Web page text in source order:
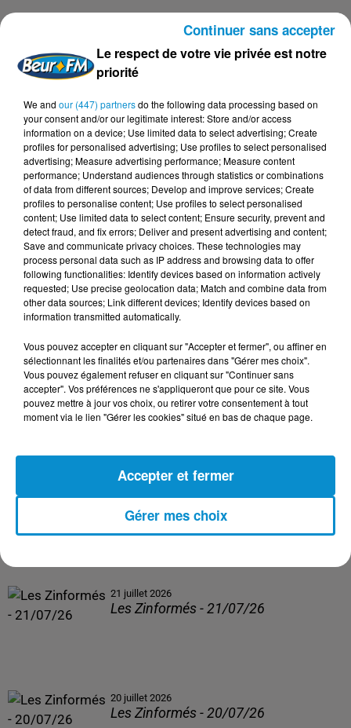
DERNIERS PODCASTS
24 juillet 2026
Les Zinformés - 24/07/26
23 juillet 2026
Les Zinformés - 23/07/26
21 juillet 2026
Les Zinformés - 21/07/26
20 juillet 2026
Les Zinformés - 20/07/26
Le respect de votre vie privée est notre
priorité
We and our (447) partnersdo the following data processing based on
your consent and/or our legitimate interest: Store and/or access
information on a device; Use limited data to select advertising; Create
profiles for personalised advertising; Use profiles to select personalised
advertising; Measure advertising performance; Measure content
performance; Understand audiences through statistics or combinations
of data from different sources; Develop and improve services; Create
profiles to personalise content; Use profiles to select personalised
content; Use limited data to select content; Ensure security, prevent and
detect fraud, and fix errors; Deliver and present advertising and content;
Save and communicate privacy choices. These technologies may
process personal data such as IP address and browsing data to offer
following functionalities: Identify devices based on information actively
requested; Use precise geolocation data; Match and combine data from
other data sources; Link different devices; Identify devices based on
information transmitted automatically.
Vous pouvez accepter en cliquant sur "Accepter et fermer", ou affiner en
sélectionnant les finalités et/ou partenaires dans "Gérer mes choix".
Vous pouvez également refuser en cliquant sur "Continuer sans
accepter". Vos préférences ne s'appliqueront que pour ce site. Vous
pouvez mettre à jour vos choix, ou retirer votre consentement à tout
moment via le lien "Gérer les cookies" situé en bas de chaque page.
Gérer mes choix
Accepter et fermer
Continuer sans accepter